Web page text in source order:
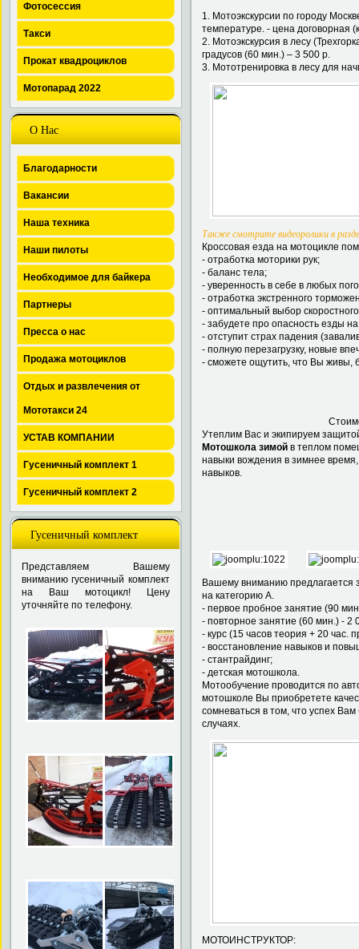
Фотосессия
Такси
Прокат квадроциклов
Мотопарад 2022
О Нас
Благодарности
Вакансии
Наша техника
Наши пилоты
Необходимое для байкера
Партнеры
Пресса о нас
Продажа мотоциклов
Отдых и развлечения от
Мототакси 24
УСТАВ КОМПАНИИ
Гусеничный комплект 1
Гусеничный комплект 2
Гусеничный комплект
Представляем Вашему
вниманию гусеничный комплект
на Ваш мотоцикл! Цену
уточняйте по телефону.
1. Мотоэкскурсии по городу
температуре. - цена договорная
2. Мотоэкскурсия в лесу
градусов (60 мин.) – 3 500 р.
3. Мототренировка в лесу для
Также смотрите видеоролики в
Кроссовая езда на мотоцикле
- отработка моторики рук;
- баланс тела;
- уверенность в себе в любых
- отработка экстренного
- оптимальный выбор
- забудете про опасность езды
- отступит страх падения
- полную перезагрузку, новые
- сможете ощутить, что Вы живы,
Утеплим Вас и экипируем
Мотошкола зимой в теплом
навыки вождения в зимнее
навыков.
Вашему вниманию предлагается
на категорию А.
- первое пробное занятие (90
- повторное занятие (60 мин.) - 2
- курс (15 часов теория + 20 час.
- восстановление навыков и
- стантрайдинг;
- детская мотошкола.
Мотообучение проводится по
мотошколе Вы приобретете
сомневаться в том, что успех
случаях.